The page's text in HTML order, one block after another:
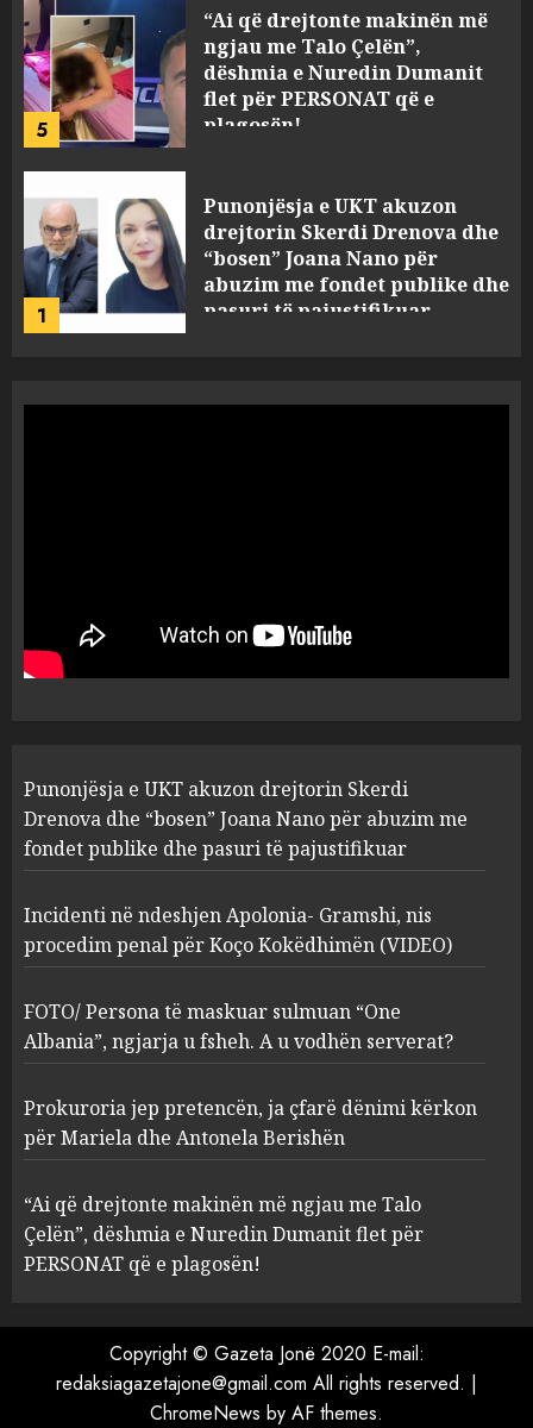
5
“Ai që drejtonte makinën më
ngjau me Talo Çelën”,
dëshmia e Nuredin Dumanit
flet për PERSONAT që e
plagosën!
1
Punonjësja e UKT akuzon
drejtorin Skerdi Drenova dhe
“bosen” Joana Nano për
abuzim me fondet publike dhe
pasuri të pajustifikuar
3
ngjarja u fsheh. A u vodhën
serverat?
MARCH 25, 2025
4
çfarë dënimi kërkon për
Mariela dhe Antonela
Berishën
MARCH 25, 2025
5
“Ai që drejtonte makinën më
ngjau me Talo Çelën”,
dëshmia e Nuredin Dumanit
flet për PERSONAT që e
plagosën!
Punonjësja e UKT akuzon drejtorin Skerdi
Drenova dhe “bosen” Joana Nano për abuzim me
fondet publike dhe pasuri të pajustifikuar
Incidenti në ndeshjen Apolonia- Gramshi, nis
procedim penal për Koço Kokëdhimën (VIDEO)
FOTO/ Persona të maskuar sulmuan “One
Albania”, ngjarja u fsheh. A u vodhën serverat?
Prokuroria jep pretencën, ja çfarë dënimi kërkon
për Mariela dhe Antonela Berishën
“Ai që drejtonte makinën më ngjau me Talo
Çelën”, dëshmia e Nuredin Dumanit flet për
PERSONAT që e plagosën!
Copyright © Gazeta Jonë 2020 E-mail:
redaksiagazetajone@gmail.com All rights reserved. |
ChromeNews by AF themes.